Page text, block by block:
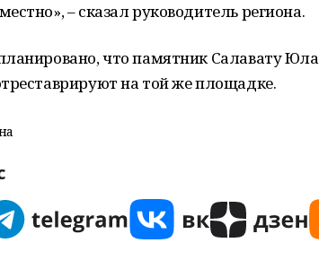
– сказал руководитель региона.
что памятник Салавату
на той же площадке.